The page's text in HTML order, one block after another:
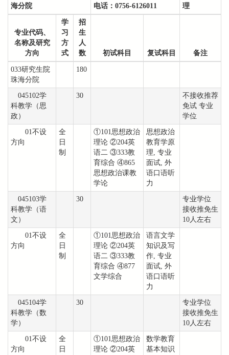
海分院
电话： 0756-6126011
理
专业代码、
名称及研究
方向
学
习
方
式
招
生
人
数
初试科目 复试科目 备注
033研究生院
珠海分院
180
045102学
科教学（思
政）
30
不接收推荐
免试 专业
学位
01不设
方向
全
日
制
①101思想政治
理论 ②204英
语二 ③333教
育综合 ④865
思想政治课教
学论
思想政治
教育学原
理, 专业
面试, 外
语口语听
力
045103学
科教学（语
文）
30
专业学位
接收推免生
10人左右
01不设
方向
全
日
制
①101思想政治
理论 ②204英
语二 ③333教
育综合 ④877
文学综合
语言文学
知识及写
作, 专业
面试, 外
语口语听
力
045104学
科教学（数
学）
30
专业学位
接收推免生
10人左右
01不设
方向
全
日
①101思想政治
理论 ②204英
数学教育
基本知识